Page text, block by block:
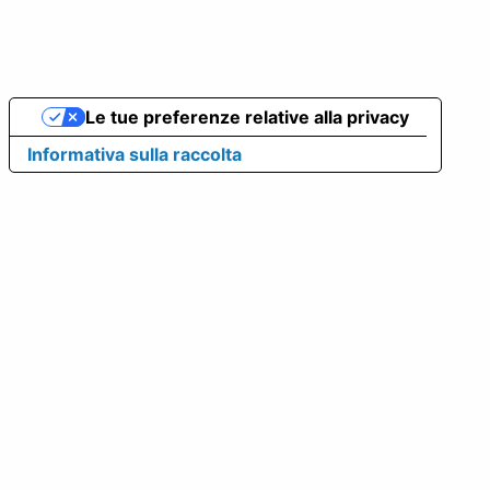
Informativa sulla raccolta
Le tue preferenze relative alla privacy